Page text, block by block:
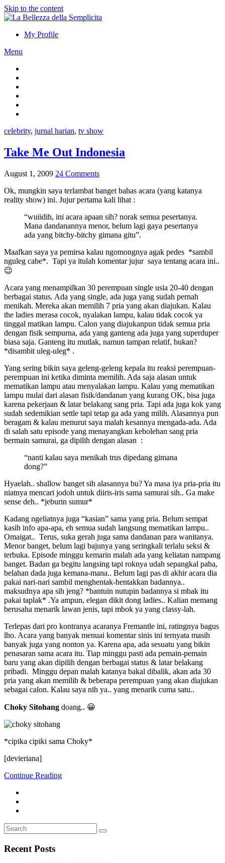
Skip to the content
My Profile
Menu
celebrity, jurnal harian, tv show
Take Me Out Indonesia
August 1, 2009 24 Comments
Ok, mungkin saya terlambat banget bahas acara (yang katanya
reality show) ini. Jujur pertama kali lihat :
“wuiidih, ini acara apaan sih? norak semua pesertanya.
Mana dandanannya menor, belum lagi gaya pesertanya
ada yang bitchy-bitchy gimana gitu”.
Maafkan saya ya pemirsa kalau ngomongnya agak pedes *sambil
nguleg cabe*. Tapi ya itulah komentar jujur saya tentang acara ini..
😉
Acara yang menampilkan 30 perempuan single usia 20-40 dengan
berbagai status. Ada yang single, ada juga yang sudah pernah
menikah. Mereka akan memilih 7 pria yang akan diajukan. Kalau
the ladies merasa cocok, nyalakan lampu, kalau tidak cocok ya
tinggal matikan lampu. Calon yang diajukanpun tidak semua pria
dengan fisik sempurna, ada yang ganteng ada juga yang superduper
biasa saja. Ganteng itu mutlak, namun tampan relatif, bukan?
*disambit uleg-uleg* .
Yang sering bikin saya geleng-geleng kepala itu reaksi perempuan-
perempuan ini ketika diminta memilih. Ada saja alasan untuk
mematikan lampu atau menyalakan lampu. Kalau yang mematikan
lampu mulai dari alasan fisik/dandanan yang kurang OK, bisa juga
karena pekerjaan & latar belakang sang pria. Tapi ada juga kok yang
sudah sedemikian settle tapi tetap ga ada yang milih. Alasannya pun
beragam & kalau menurut saya malah kesannya mengada-ada. Ada
di salah satu episode yang menayangkan kebolehan sang pria
bermain samurai, ga dipilih dengan alasan :
“nanti kalau saya menikah trus dipedang gimana
dong?”
Hyaelah.. shallow banget sih alasannya bu? Ya masa iya pria-pria itu
niatnya mencari jodoh untuk diiris-iris sama samurai sih.. Ga make
sense deh.. *jeburin sumur*
Kadang ngeliatnya juga “kasian” sama yang pria. Belum sempat
kasih info apa-apa, eh semua sudah langsung mematikan lampu..
Omaigat.. Terus, suka gerah juga sama dandanan para wanitanya.
Menor banget, belum lagi bajunya yang seringkali terlalu seksi &
terbuka. Episode minggu kemarin malah ada yang keliatan nampang
banget. Badan ga begitu langsing tapi roknya udah sepangkal paha,
belahan dada juga kemana-mana.. Belum lagi pas di akhir acara dia
pakai nari-nari sambil menghentak-hentakkan badannya..
maksudnya apa sih jeng? *bantuin nutupin badannya si mbak itu
pakai taplak* .Ya ampun, elegan dikit dong ladies.. Kalian memang
berusaha menarik lawan jenis, tapi mbok ya yang classy-lah.
Terlepas dari pro kontranya acaranya Fremantle ini, ratingnya bagus
lho. Acara yang banyak menuai komentar sinis ini ternyata masih
banyak juga yang nonton ya. Karena apa, ada sesuatu yang bikin
penasaran sama acara itu. Tiap minggu pasti ada pemain-pemain
baru yang akan dipilih dengan berbagai status & latar belakang
pribadi. Minggu depan malah katanya bakal dibalik, akan ada 30
pria yang akan memilih & beberapa perempuan yang akan diajukan
sebagai calon. Kalau saya nih ya.. yang menarik cuma satu..
Choky Sitohang doang.. 😀
*cipika cipiki sama Choky*
[devieriana]
Continue Reading
Search
for:
Search
Recent Posts